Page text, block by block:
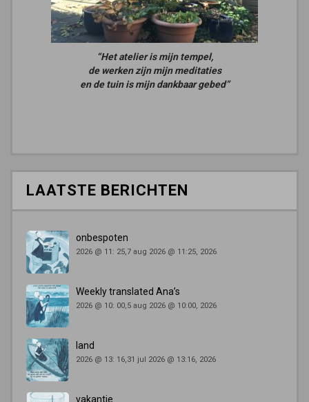
“Het atelier is mijn tempel,
de werken zijn mijn meditaties
en de tuin is mijn dankbaar gebed”
LAATSTE BERICHTEN
onbespoten
2026 @ 11: 25,7 aug 2026 @ 11:25, 2026
Weekly translated Ana’s
2026 @ 10: 00,5 aug 2026 @ 10:00, 2026
land
2026 @ 13: 16,31 jul 2026 @ 13:16, 2026
vakantie